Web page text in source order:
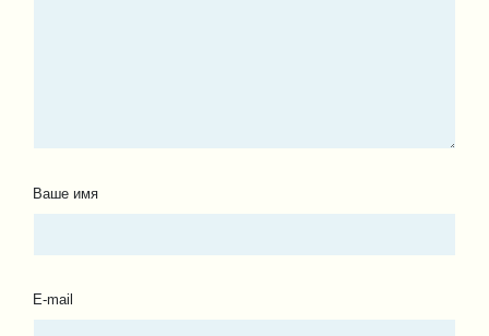
Ваше имя
E-mail